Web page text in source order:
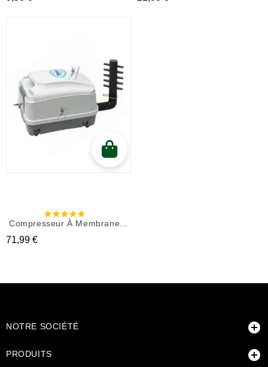
Compresseur À Membrane...
Prix
71,99 €
NOTRE SOCIÉTÉ 
PRODUITS 